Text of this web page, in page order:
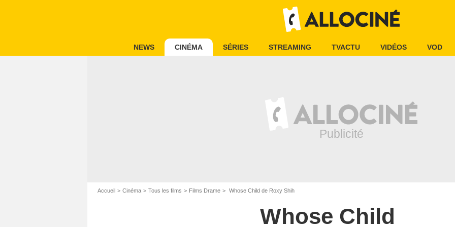
NEWS CINÉMA SÉRIES STREAMING TVACTU VIDÉOS VOD
Accueil Cinéma Tous les films Films Drame Whose Child de Roxy Shih
Whose Child